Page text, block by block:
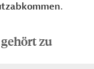
.
zu